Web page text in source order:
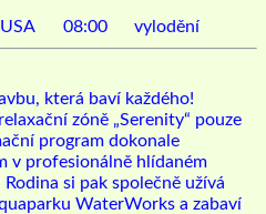
08:00 vylodění
která baví každého!
zóně „Serenity“ pouze
program dokonale
v profesionálně hlídaném
si pak společně užívá
WaterWorks a zabaví